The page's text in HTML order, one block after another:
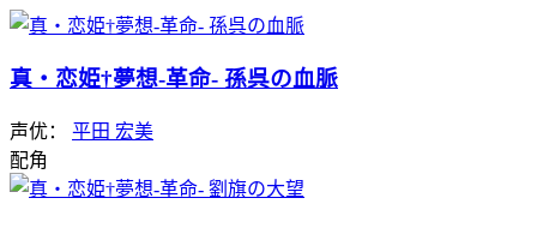
真・恋姫†夢想-革命- 孫呉の血脈
声优： 平田 宏美
配角